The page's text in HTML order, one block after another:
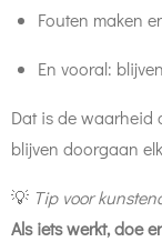
Fouten maken
En vooral:
Dat is de waarheid
blijven doorgaan
💡 Tip voor
Als iets werkt, doe